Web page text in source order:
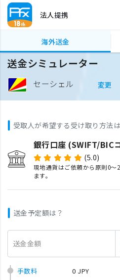
法人提携
海外送金
送金シミュレーター
セーシェル 変更
受取人が希望する受け取り方法
銀行口座 (SWIFT/BIC
(5.0)
現地通貨はご依頼から原則0〜
ます。
送金予定額は？
送金金額
手数料
0 JPY